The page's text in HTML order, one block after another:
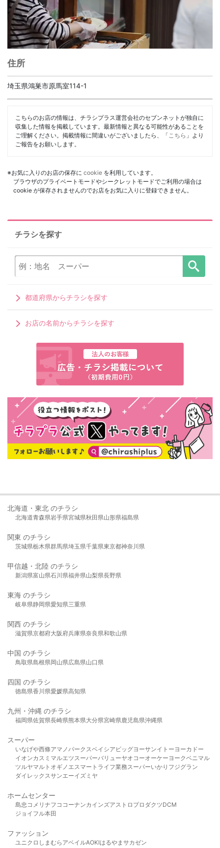
住所
埼玉県鴻巣市原馬室114-1
こちらのお店の情報は、チラシプラス運営会社のセブンネットが独自に
収集した情報を掲載しています。最新情報と異なる可能性があることを
ご理解ください。掲載情報に間違いがございましたら、「こちら 」より
ご報告をお願いします。
※お気に入りのお店の保存に cookie を利用しています。
ブラウザのプライベートモードやシークレットモードでご利用の場合は
cookie が保存されませんのでお店をお気に入りに登録できません。
チラシを探す
都道府県からチラシを探す
お店の名前からチラシを探す
北海道・東北 のチラシ
北海道青森県岩手県宮城県秋田県山形県福島県
関東 のチラシ
茨城県栃木県群馬県埼玉県千葉県東京都神奈川県
甲信越・北陸 のチラシ
新潟県富山県石川県福井県山梨県長野県
東海 のチラシ
岐阜県静岡県愛知県三重県
関西 のチラシ
滋賀県京都府大阪府兵庫県奈良県和歌山県
中国 のチラシ
鳥取県島根県岡山県広島県山口県
四国 のチラシ
徳島県香川県愛媛県高知県
九州・沖縄 のチラシ
福岡県佐賀県長崎県熊本県大分県宮崎県 鹿児島県沖縄県
スーパー
いなげや西條アマノパークスベイシア ビッグヨーサンイトーヨーカドー
イオンカスミ マルエツ スーパーバリューヤオコーオーケー ヨークベニマル
ツルヤマルト オギノ エスマート ライフ業務スーパーいかり フジグラン
ダイレックスサンエーイズミヤ
ホームセンター
島忠 コメリ ナフコ コーナンカインズアストロプロダクツDCM
ジョイフル本田
ファッション
ユニクロ しまむら アベイルAOKIはるやま サカゼン